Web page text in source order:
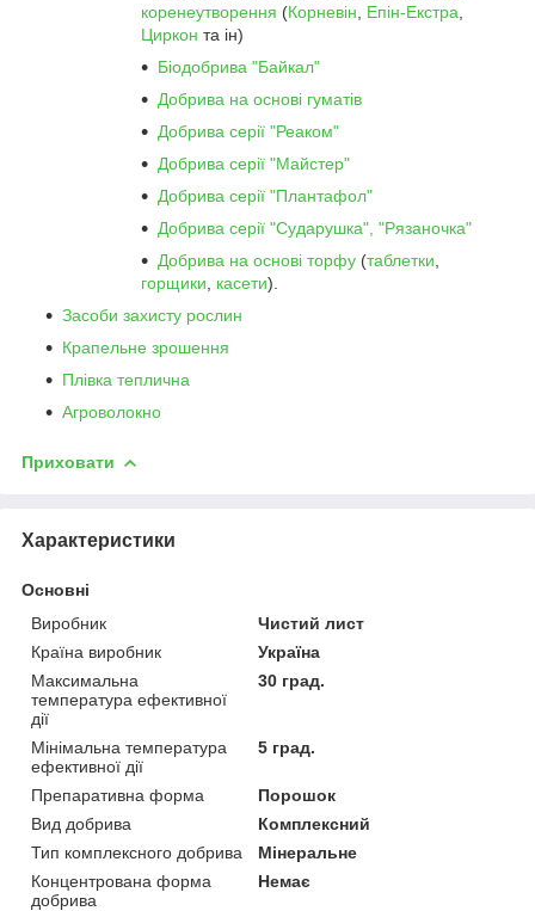
коренеутворення (Корневін Епін-Екстра
Циркон та ін)
Біодобрива "Байкал"
Добрива на основі гуматів
Добрива серії "Реаком"
Добрива серії "Майстер"
Добрива серії "Плантафол"
Добрива серії "Сударушка", "Рязаночка"
Добрива на основі торфу (таблетки
горщики
касети).
Засоби захисту рослин
Крапельне зрошення
Плівка теплична
Агроволокно
Приховати
Характеристики
Основні
Виробник
Чистий лист
Країна виробник
Україна
Максимальна
температура ефективної
дії
30 град.
Мінімальна температура
ефективної дії
5 град.
Препаративна форма
Порошок
Вид добрива
Комплексний
Тип комплексного добрива
Мінеральне
Концентрована форма
добрива
Немає